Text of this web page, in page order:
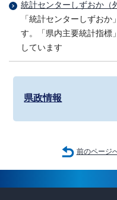
統計センターしずおか （
「統計センターしずお
す。「県内主要統計指標
しています
県政情報
前のページ